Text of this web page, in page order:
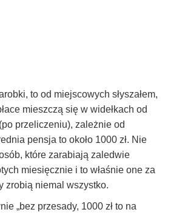
to od miejscowych słyszałem,
mieszczą się w widełkach od
przeliczeniu), zależnie od
pensja to około 1000 zł. Nie
które zarabiają zaledwie
miesięcznie i to właśnie one za
zrobią niemal wszystko.
„bez przesady, 1000 zł to na